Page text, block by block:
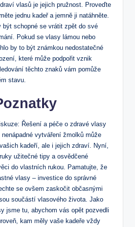
vlasů je jejich‌ pružnost. Proveďte
jednu kadeř ‍a jemně ‍ji⁣ natáhněte.
být schopné se ‌vrátit zpět ⁤do své
Pokud se vlasy lámou nebo
by to​ být známkou nedostatečné
které může podpořit vznik
⁣těchto znaků vám pomůže
stavu.‍
‌Řešení a péče‍ o zdravé vlasy
vytváření žmolků může⁢
kadeří, ale i jejich zdraví. Nyní,
užitečné ⁤tipy a osvědčené
do vlastních rukou. Pamatujte,​ že
vlasy – investice ⁣do správné
se ovšem zaskočit občasnými‌
⁤součástí ⁣vlasového ⁤života. Jako
jsme tu,‍ abychom ⁢vás opět pozvedli
kam měly vaše kadeře‍ vždy